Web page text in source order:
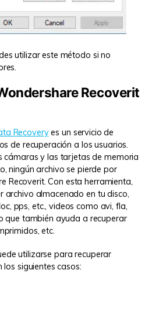
utilizar este método si no
Recoverit
Recovery es un servicio de
de recuperación a los usuarios.
cámaras y las tarjetas de memoria
ningún archivo se pierde por
Recoverit. Con esta herramienta,
archivo almacenado en tu disco,
pps, etc., videos como avi, fla,
que también ayuda a recuperar
etc.
utilizarse para recuperar
los siguientes casos: